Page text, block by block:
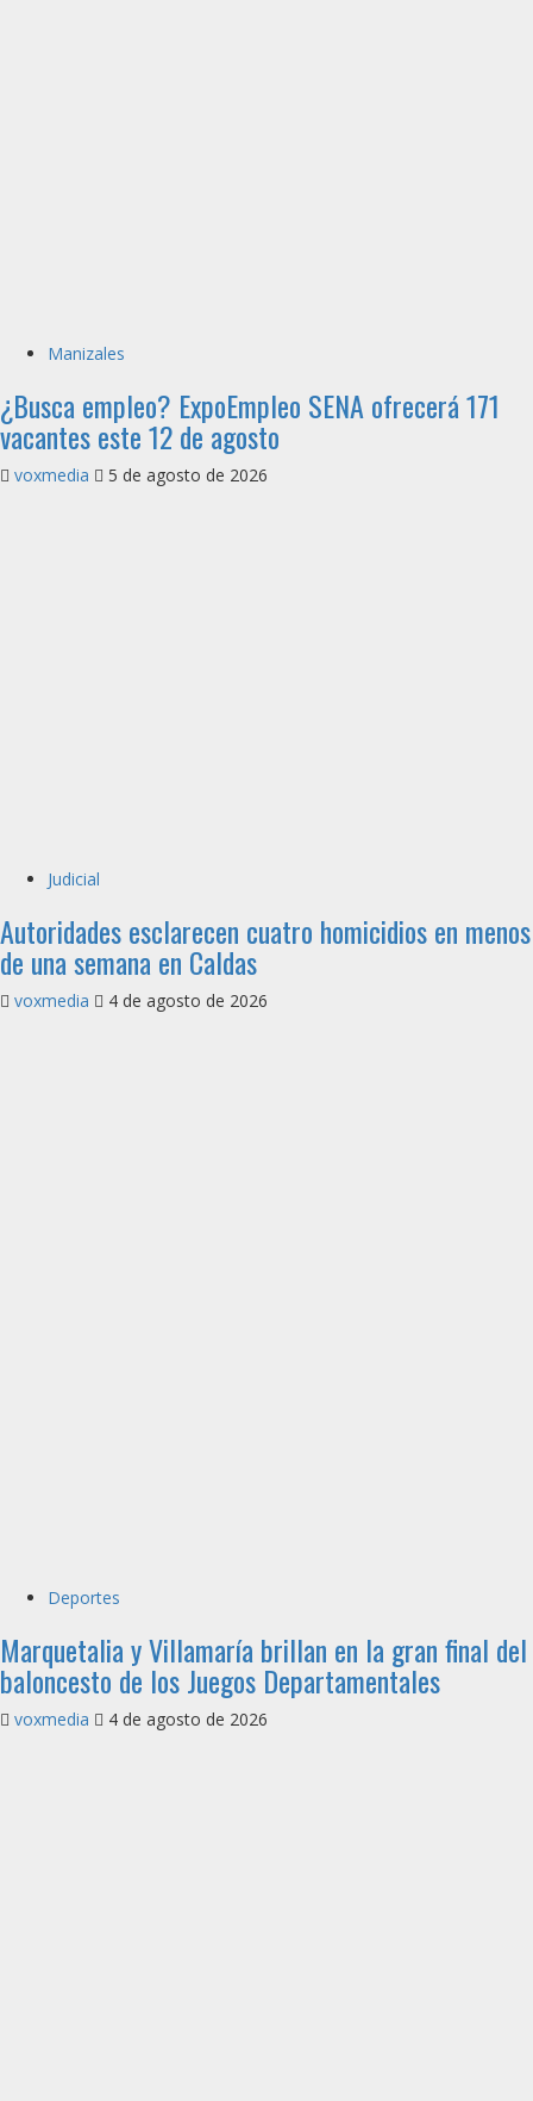
Manizales
¿Busca empleo? ExpoEmpleo SENA ofrecerá 171
vacantes este 12 de agosto
voxmedia 5 de agosto de 2026
Judicial
Autoridades esclarecen cuatro homicidios en menos
de una semana en Caldas
voxmedia 4 de agosto de 2026
Deportes
Marquetalia y Villamaría brillan en la gran final del
baloncesto de los Juegos Departamentales
voxmedia 4 de agosto de 2026